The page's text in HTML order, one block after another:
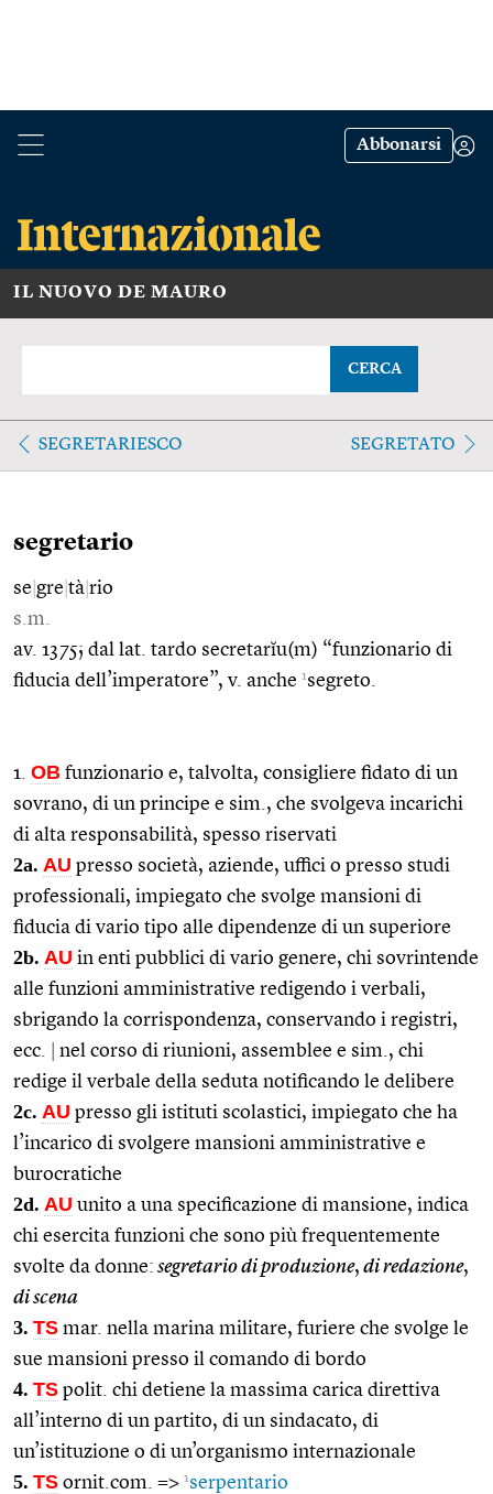
Abbonarsi
IL NUOVO DE MAURO
CERCA
SEGRETARIESCO SEGRETATO
segretario
se gre tà rio
s.m.
av. 1375; dal lat. tardo secretarĭu(m) “funzionario di
fiducia dell’imperatore”, v. anche 1segreto.
1. OB funzionario e, talvolta, consigliere fidato di un
sovrano, di un principe e sim., che svolgeva incarichi
di alta responsabilità, spesso riservati
2a. AU presso società, aziende, uffici o presso studi
professionali, impiegato che svolge mansioni di
fiducia di vario tipo alle dipendenze di un superiore
2b. AU in enti pubblici di vario genere, chi sovrintende
alle funzioni amministrative redigendo i verbali,
sbrigando la corrispondenza, conservando i registri,
ecc.
nel corso di riunioni, assemblee e sim., chi
redige il verbale della seduta notificando le delibere
2c. AU presso gli istituti scolastici, impiegato che ha
l’incarico di svolgere mansioni amministrative e
burocratiche
2d. AU unito a una specificazione di mansione, indica
chi esercita funzioni che sono più frequentemente
svolte da donne: segretario di produzione, di redazione,
di scena
3. TS mar. nella marina militare, furiere che svolge le
sue mansioni presso il comando di bordo
4. TS polit. chi detiene la massima carica direttiva
all’interno di un partito, di un sindacato, di
un’istituzione o di un’organismo internazionale
5. TS ornit.com. => 1serpentario